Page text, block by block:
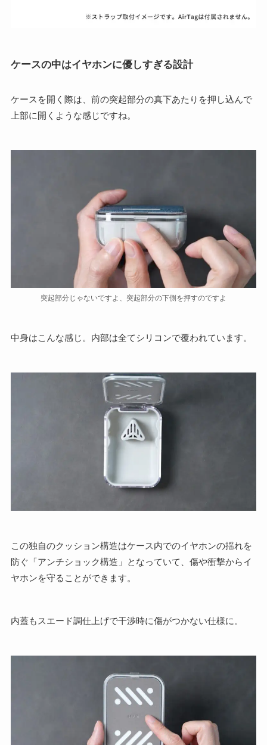
ケースの中はイヤホンに優しすぎる設計
ケースを開く際は、前の突起部分の真下あたりを押し込んで
上部に開くような感じですね。
突起部分じゃないですよ、突起部分の下側を押すのですよ
中身はこんな感じ。内部は全てシリコンで覆われています。
この独自のクッション構造はケース内でのイヤホンの揺れを
防ぐ「アンチショック構造」となっていて、傷や衝撃からイ
ヤホンを守ることができます。
内蓋もスエード調仕上げで干渉時に傷がつかない仕様に。